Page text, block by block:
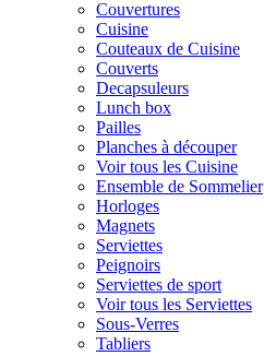
Couvertures
Cuisine
Couteaux de Cuisine
Couverts
Decapsuleurs
Lunch box
Pailles
Planches à découper
Voir tous les Cuisine
Ensemble de Sommelier
Horloges
Magnets
Serviettes
Peignoirs
Serviettes de sport
Voir tous les Serviettes
Sous-Verres
Tabliers